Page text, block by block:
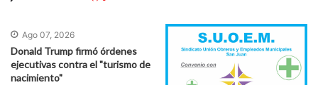
Ago 07, 2026
Donald Trump firmó órdenes
ejecutivas contra el "turismo de
nacimiento"